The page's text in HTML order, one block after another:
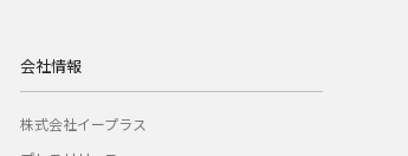
会社情報
株式会社イープラス